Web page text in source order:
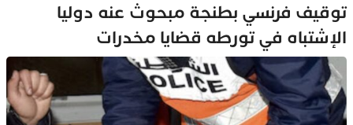
توقيف فرنسي بطنجة مبحوث عنه دوليا
الإشتباه في تورطه قضايا مخدرات